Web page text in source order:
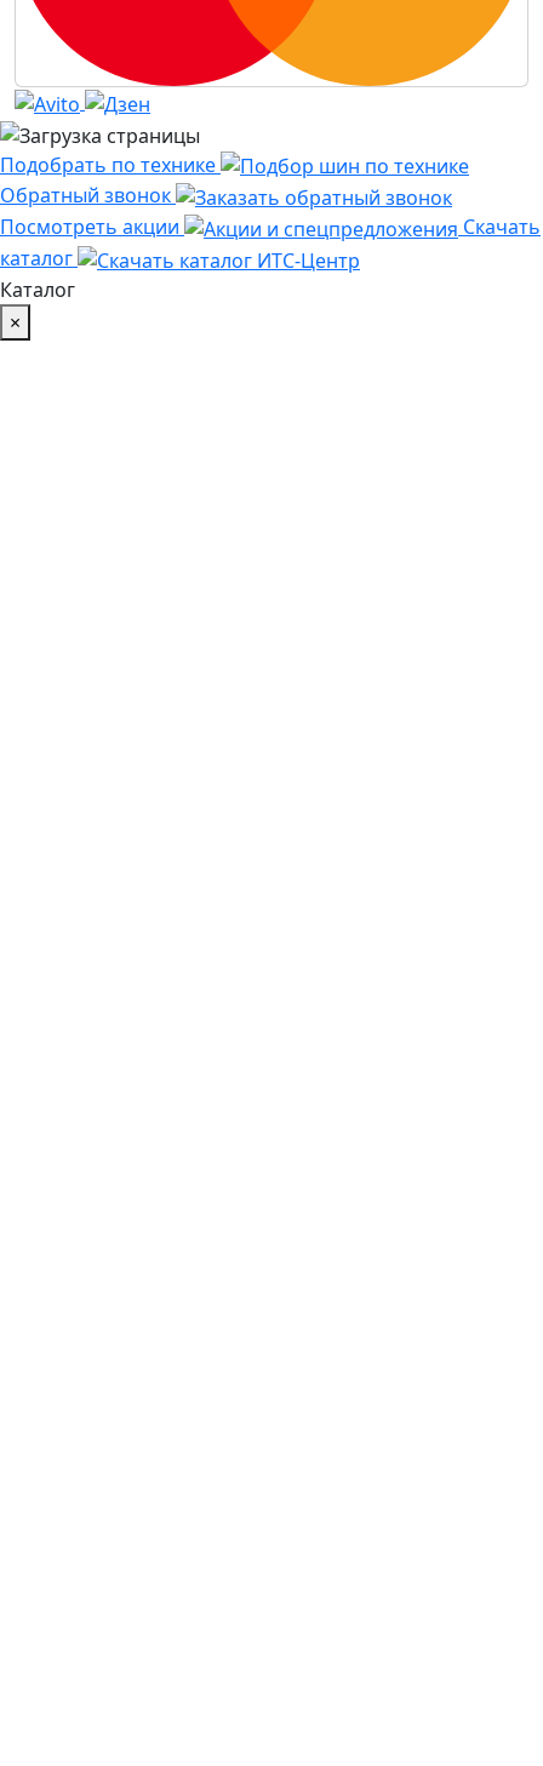
Подобрать по технике
Обратный звонок
Посмотреть акции
Скачать
каталог
Каталог
×